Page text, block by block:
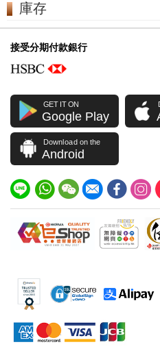
庫存
接受分期付款銀行
GET IT ON
Google Play
Download on the
Android